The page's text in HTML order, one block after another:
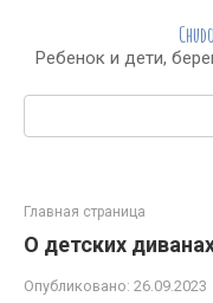
контентуРебенок и дети,
Поиск:
Главная страница
О детских
Опубликовано: 26.09.2023